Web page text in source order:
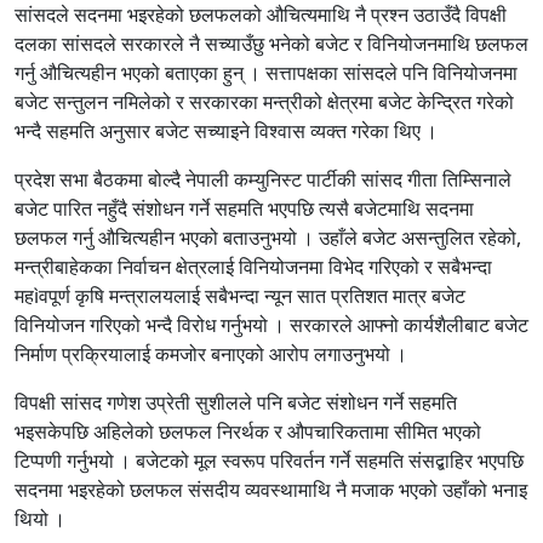
सांसदले सदनमा भइरहेको छलफलको औचित्यमाथि नै प्रश्न उठाउँदै विपक्षी
दलका सांसदले सरकारले नै सच्याउँछु भनेको बजेट र विनियोजनमाथि छलफल
गर्नु औचित्यहीन भएको बताएका हुन् । सत्तापक्षका सांसदले पनि विनियोजनमा
बजेट सन्तुलन नमिलेको र सरकारका मन्त्रीको क्षेत्रमा बजेट केन्द्रित गरेको
भन्दै सहमति अनुसार बजेट सच्याइने विश्वास व्यक्त गरेका थिए ।
प्रदेश सभा बैठकमा बोल्दै नेपाली कम्युनिस्ट पार्टीकी सांसद गीता तिम्सिनाले
बजेट पारित नहुँदै संशोधन गर्ने सहमति भएपछि त्यसै बजेटमाथि सदनमा
छलफल गर्नु औचित्यहीन भएको बताउनुभयो । उहाँले बजेट असन्तुलित रहेको,
मन्त्रीबाहेकका निर्वाचन क्षेत्रलाई विनियोजनमा विभेद गरिएको र सबैभन्दा
महìवपूर्ण कृषि मन्त्रालयलाई सबैभन्दा न्यून सात प्रतिशत मात्र बजेट
विनियोजन गरिएको भन्दै विरोध गर्नुभयो । सरकारले आफ्नो कार्यशैलीबाट बजेट
निर्माण प्रक्रियालाई कमजोर बनाएको आरोप लगाउनुभयो ।
विपक्षी सांसद गणेश उप्रेती सुशीलले पनि बजेट संशोधन गर्ने सहमति
भइसकेपछि अहिलेको छलफल निरर्थक र औपचारिकतामा सीमित भएको
टिप्पणी गर्नुभयो । बजेटको मूल स्वरूप परिवर्तन गर्ने सहमति संसद्बाहिर भएपछि
सदनमा भइरहेको छलफल संसदीय व्यवस्थामाथि नै मजाक भएको उहाँको भनाइ
थियो ।